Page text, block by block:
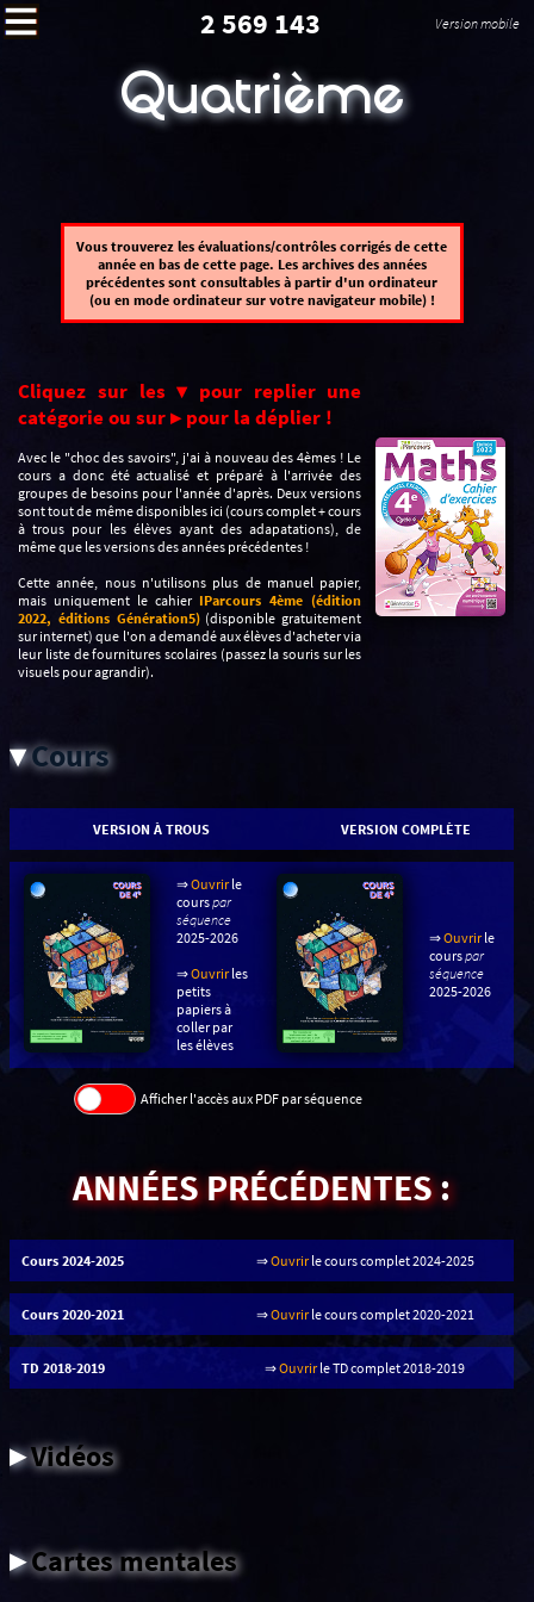
2 569 143 Version mobile
Quatrième
Vous trouverez les évaluations/contrôles corrigés de cette
année en bas de cette page. Les archives des années
précédentes sont consultables à partir d'un ordinateur
(ou en mode ordinateur sur votre navigateur mobile) !
Cliquez sur les ▾ pour replier une
catégorie ou sur ▸ pour la déplier !
Avec le "choc des savoirs", j'ai à nouveau des 4èmes ! Le
cours a donc été actualisé et préparé à l'arrivée des
groupes de besoins pour l'année d'après. Deux versions
sont tout de même disponibles ici (cours complet + cours
à trous pour les élèves ayant des adapatations), de
même que les versions des années précédentes !
Cette année, nous n'utilisons plus de manuel papier,
mais uniquement le cahier IParcours 4ème (édition
2022, éditions Génération5)(disponible gratuitement
sur internet) que l'on a demandé aux élèves d'acheter via
leur liste de fournitures scolaires (passez la souris sur les
visuels pour agrandir).
▾Cours
VERSION À TROUS VERSION COMPLÈTE
⇒Ouvrirle
courspar
séquence
2025-2026
⇒Ouvrirles
petits
papiers à
coller par
les élèves
⇒Ouvrirle
courspar
séquence
2025-2026
Afficher l'accès aux PDF par séquence
ANNÉES PRÉCÉDENTES :
Cours 2024-2025 ⇒Ouvrirle cours complet 2024-2025
Cours 2020-2021 ⇒Ouvrirle cours complet 2020-2021
TD 2018-2019 ⇒Ouvrirle TD complet 2018-2019
▸Vidéos
▸Cartes mentales